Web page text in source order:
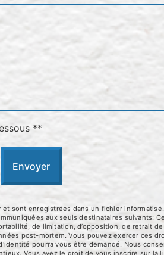
**
Envoyer
sont enregistrées dans un fichier
aux seuls destinataires suivants:
de limitation, d’opposition, de retrait
post-mortem. Vous pouvez exercer ces
pourra vous être demandé. Nous
Vous avez le droit de vous inscrire sur